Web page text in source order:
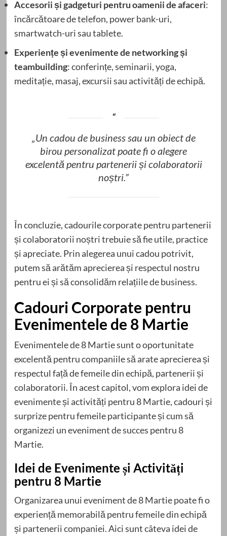
Accesorii și gadgeturi pentru oamenii de afaceri:
încărcătoare de telefon, power bank-uri,
smartwatch-uri sau tablete.
Experiențe și evenimente de networking și
teambuilding: conferințe, seminarii, yoga,
meditație, masaj, excursii sau activități de echipă.
„Un cadou de business sau un obiect de
birou personalizat poate fi o alegere
excelentă pentru partenerii și colaboratorii
noștri.”
În concluzie, cadourile corporate pentru partenerii
și colaboratorii noștri trebuie să fie utile, practice
și apreciate. Prin alegerea unui cadou potrivit,
putem să arătăm aprecierea și respectul nostru
pentru ei și să consolidăm relațiile de business.
Cadouri Corporate pentru
Evenimentele de 8 Martie
Evenimentele de 8 Martie sunt o oportunitate
excelentă pentru companiile să arate aprecierea și
respectul față de femeile din echipă, partenerii și
colaboratorii. În acest capitol, vom explora idei de
evenimente și activități pentru 8 Martie, cadouri și
surprize pentru femeile participante și cum să
organizezi un eveniment de succes pentru 8
Martie.
Idei de Evenimente și Activități
pentru 8 Martie
Organizarea unui eveniment de 8 Martie poate fi o
experiență memorabilă pentru femeile din echipă
și partenerii companiei. Aici sunt câteva idei de